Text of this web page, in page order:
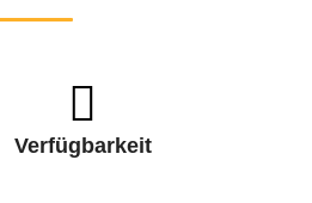
Verfügbarkeit